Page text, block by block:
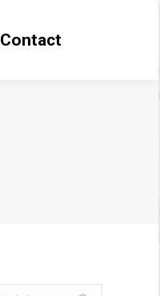
Contact
Contact